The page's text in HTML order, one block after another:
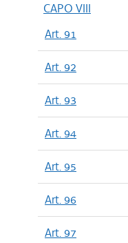
CAPO VIII
Art. 91
Art. 92
Art. 93
Art. 94
Art. 95
Art. 96
Art. 97